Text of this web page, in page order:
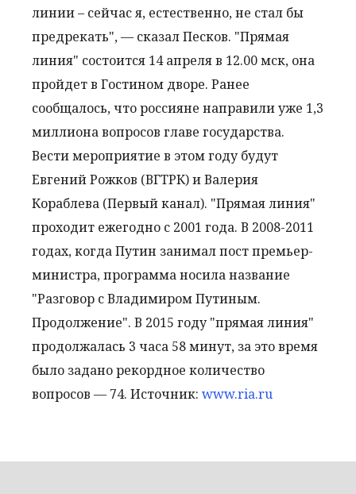
линии – сейчас я, естественно, не стал бы
предрекать", — сказал Песков. "Прямая
линия" состоится 14 апреля в 12.00 мск, она
пройдет в Гостином дворе. Ранее
сообщалось, что россияне направили уже 1,3
миллиона вопросов главе государства.
Вести мероприятие в этом году будут
Евгений Рожков (ВГТРК) и Валерия
Кораблева (Первый канал). "Прямая линия"
проходит ежегодно с 2001 года. В 2008-2011
годах, когда Путин занимал пост премьер-
министра, программа носила название
"Разговор с Владимиром Путиным.
Продолжение". В 2015 году "прямая линия"
продолжалась 3 часа 58 минут, за это время
было задано рекордное количество
вопросов — 74. Источник: www.ria.ru